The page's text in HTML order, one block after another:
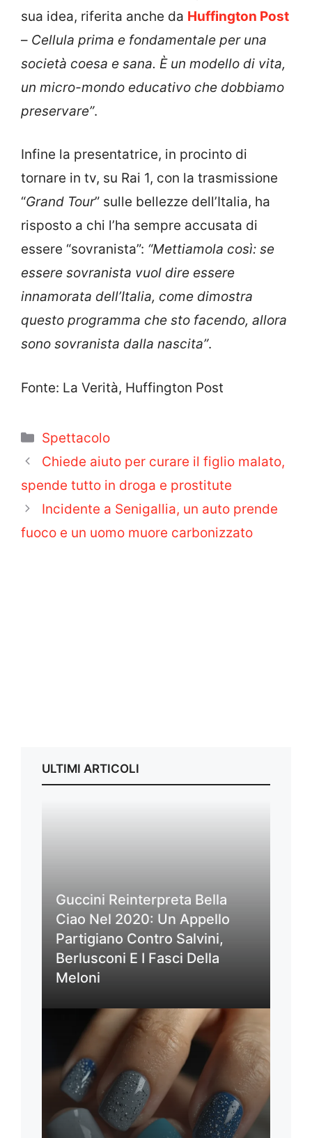
sua idea, riferita anche da Huffington Post
– Cellula prima e fondamentale per una
società coesa e sana. È un modello di vita,
un micro-mondo educativo che dobbiamo
preservare”.
Infine la presentatrice, in procinto di
tornare in tv, su Rai 1, con la trasmissione
“Grand Tour” sulle bellezze dell’Italia, ha
risposto a chi l’ha sempre accusata di
essere “sovranista”: “Mettiamola così: se
essere sovranista vuol dire essere
innamorata dell’Italia, come dimostra
questo programma che sto facendo, allora
sono sovranista dalla nascita”.
Fonte: La Verità, Huffington Post
Categorie
Spettacolo
Chiede aiuto per curare il figlio malato,
spende tutto in droga e prostitute
Incidente a Senigallia, un auto prende
fuoco e un uomo muore carbonizzato
ULTIMI ARTICOLI
Guccini Reinterpreta Bella
Ciao Nel 2020: Un Appello
Partigiano Contro Salvini,
Berlusconi E I Fasci Della
Meloni